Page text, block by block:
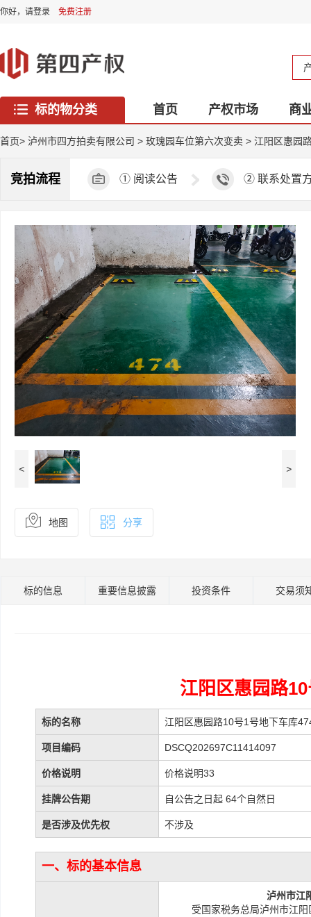
你好， 请登录 免费注册
标的物分类 首页 产权市场
商
西藏专区
首页> 泸州市四方拍卖有限公司 > 玫瑰园车位第六次变卖 > 江阳区惠园
竞拍流程 ① 阅读公告 ② 联系处置
< >
地图 分享
标的信息 重要信息披露 投资条件 交易须
江阳区惠园路
标的名称 江阳区惠园路10号1号地下车库
项目编码 DSCQ202697C11414097
价格说明 价格说明33
挂牌公告期 自公告之日起 64个自然日
是否涉及优先权 不涉及
一、标的基本信息
泸州市江
受国家税务总局泸州市江